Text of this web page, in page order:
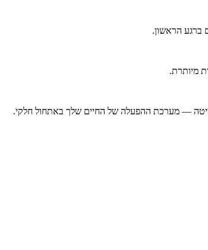
ברגע הראשון.
מיותרת.
— מערכת ההפעלה של החיים שלך באתחול חלקי.